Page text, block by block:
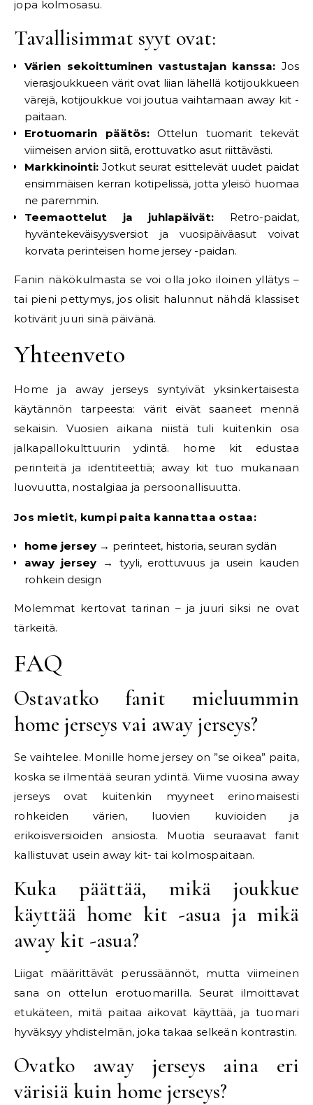
jopa kolmosasu.
Tavallisimmat syyt ovat:
Värien sekoittuminen vastustajan kanssa: Jos
vierasjoukkueen värit ovat liian lähellä kotijoukkueen
värejä, kotijoukkue voi joutua vaihtamaan away kit -
paitaan.
Erotuomarin päätös:Ottelun tuomarit tekevät
viimeisen arvion siitä, erottuvatko asut riittävästi.
Markkinointi: Jotkut seurat esittelevät uudet paidat
ensimmäisen kerran kotipelissä, jotta yleisö huomaa
ne paremmin.
Teemaottelut ja juhlapäivät: Retro-paidat,
hyväntekeväisyysversiot ja vuosipäiväasut voivat
korvata perinteisen home jersey -paidan.
Fanin näkökulmasta se voi olla joko iloinen yllätys –
tai pieni pettymys, jos olisit halunnut nähdä klassiset
koti­värit juuri sinä päivänä.
Yhteenveto
Home ja away jerseys syntyivät yksinkertaisesta
käytännön tarpeesta: värit eivät saaneet mennä
sekaisin. Vuosien aikana niistä tuli kuitenkin osa
jalkapallokulttuurin ydintä. home kit edustaa
perinteitä ja identiteettiä; away kit tuo mukanaan
luovuutta, nostalgiaa ja persoonallisuutta.
Jos mietit, kumpi paita kannattaa ostaa:
home jersey → perinteet, historia, seuran sydän
away jersey →
tyyli, erottuvuus ja usein kauden
rohkein design
Molemmat kertovat tarinan – ja juuri siksi ne ovat
tärkeitä.
FAQ
Ostavatko fanit mieluummin
home jerseys vai away jerseys?
Se vaihtelee. Monille home jersey on ”se oikea” paita,
koska se ilmentää seuran ydintä. Viime vuosina away
jerseys ovat kuitenkin myyneet erinomaisesti
rohkeiden värien, luovien kuvioiden ja
erikoisversioiden ansiosta. Muotia seuraavat fanit
kallistuvat usein away kit- tai kolmospaitaan.
Kuka päättää, mikä joukkue
käyttää home kit -asua ja mikä
away kit -asua?
Liigat määrittävät perussäännöt, mutta viimeinen
sana on ottelun erotuomarilla. Seurat ilmoittavat
etukäteen, mitä paitaa aikovat käyttää, ja tuomari
hyväksyy yhdistelmän, joka takaa selkeän kontrastin.
Ovatko away jerseys aina eri
värisiä kuin home jerseys?